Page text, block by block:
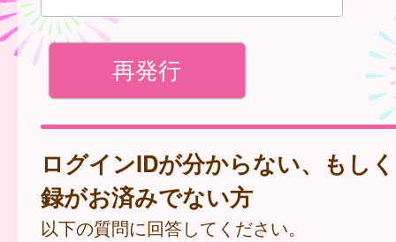
ログインIDが分からない、もし
録がお済みでない方
以下の質問に回答してください。